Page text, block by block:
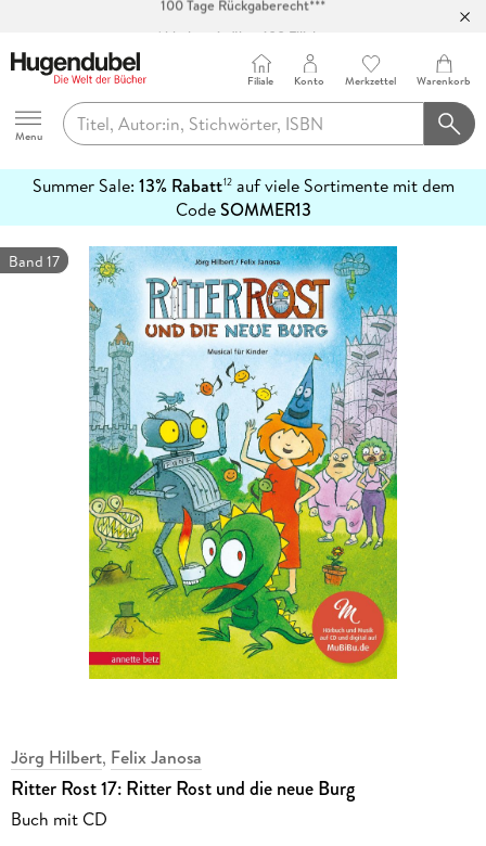
Abholung in über 100 Filialen
Hugendubel
Menu
Filiale Konto Merkzettel Warenkorb
Summer Sale: 13% Rabatt12auf viele Sortimente mit dem
CodeSOMMER13
erfahren
Band 17
Jörg Hilbert, Felix Janosa
Ritter Rost 17: Ritter Rost und die neue Burg
Buch mit CD